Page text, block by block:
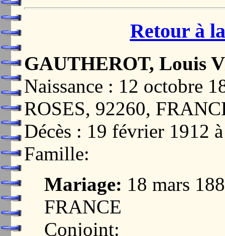
Retour à
GAUTHEROT, Louis
Naissance : 12 octobre
ROSES, 92260,
Décès : 19 février 1912
Famille:
Mariage: 18 mars
FRANCE
Conjoint: